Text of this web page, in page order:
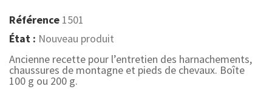
Référence 1501
État : Nouveau produit
Ancienne recette pour l’entretien des harnachements,
chaussures de montagne et pieds de chevaux. Boîte
100 g ou 200 g.